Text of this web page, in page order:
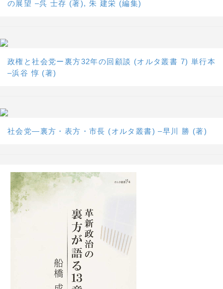
の展望 –呉 士存 (著), 朱 建栄 (編集)
政権と社会党ー裏方32年の回顧談 (オルタ叢書 7) 単行本
–浜谷 惇 (著)
社会党―裏方・表方・市長 (オルタ叢書) –早川 勝 (著)